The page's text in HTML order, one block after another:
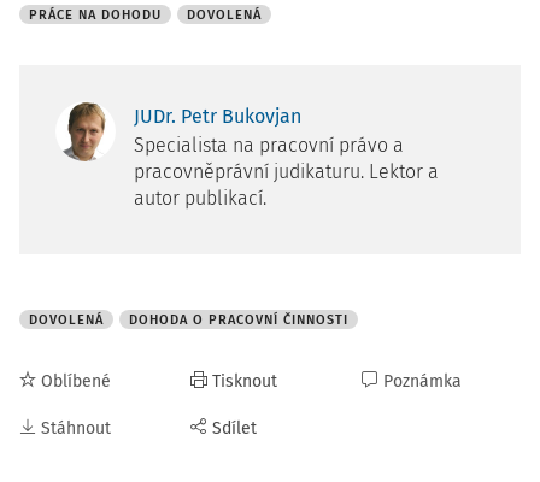
PRÁCE NA DOHODU DOVOLENÁ
JUDr. Petr Bukovjan
Specialista na pracovní právo a
pracovněprávní judikaturu. Lektor a
autor publikací.
DOVOLENÁ DOHODA O PRACOVNÍ ČINNOSTI
Oblíbené
Stáhnout
Tisknout
Sdílet
Poznámka